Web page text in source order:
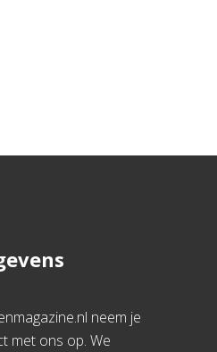
neem je
met ons op. We